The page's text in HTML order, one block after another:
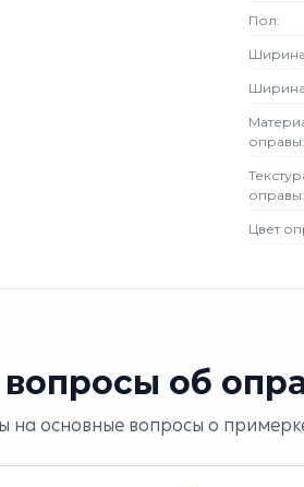
Пол:
оправы:
оправы:
Цвет
об
на основные вопросы о